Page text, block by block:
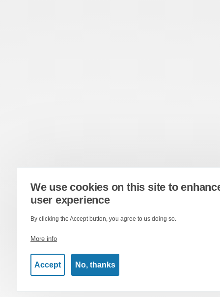
We use cookies on this site to
user experience
By clicking the Accept button, you agree to us doing so.
More info
Accept No, thanks